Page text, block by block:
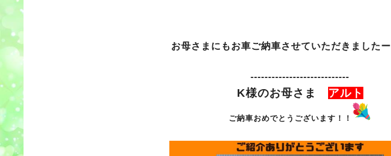
お母さまにもお車ご納車させていただきましたー
----------------------------
K様のお母さま アルト
ご納車おめでとうございます！！